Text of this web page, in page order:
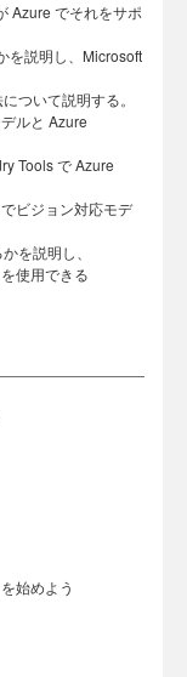
Azure でそれをサポ
を説明し、Microsoft
ついて説明する。
ルと Azure
Tools で Azure
ビジョン対応モデ
を説明し、
使用できる
始めよう